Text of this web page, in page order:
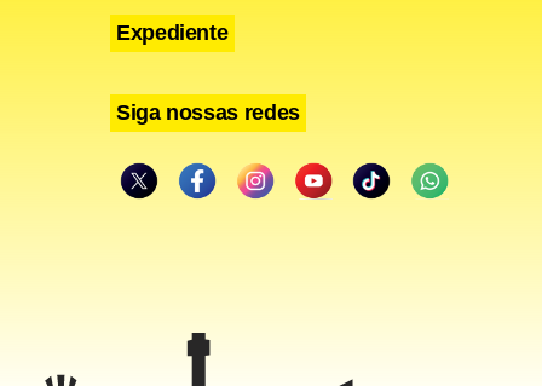
cara a
Expediente
Siga nossas redes